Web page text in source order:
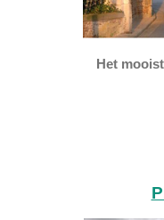
Het